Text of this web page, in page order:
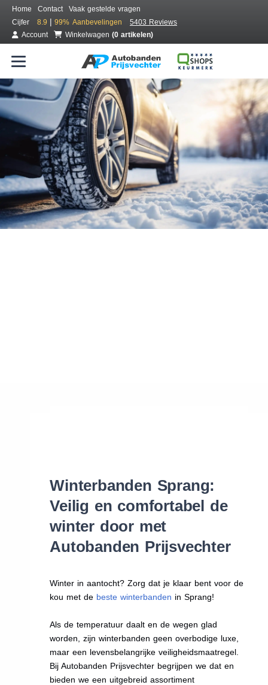
Home Contact
Vaak gestelde vragen
Cijfer
8.9 | 99% Aanbevelingen
5403 Reviews
Account
Winkelwagen (0 artikelen)
Bestel voordelig winterbanden
Gratis bezorgd of montage bij jou in de buurt
Seizoen:
Merken:
Winterbanden Sprang:
Veilig en comfortabel de
winter door met
Autobanden Prijsvechter
Winter in aantocht? Zorg dat je klaar bent voor de
kou met de beste winterbanden in Sprang!
Als de temperatuur daalt en de wegen glad
worden, zijn winterbanden geen overbodige luxe,
maar een levensbelangrijke veiligheidsmaatregel.
Bij Autobanden Prijsvechter begrijpen we dat en
bieden we een uitgebreid assortiment